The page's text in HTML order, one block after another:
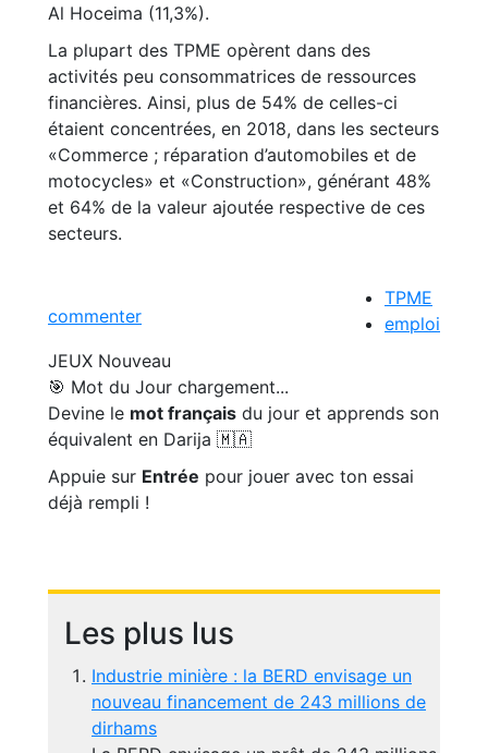
Al Hoceima (11,3%).
La plupart des TPME opèrent dans des
activités peu consommatrices de ressources
financières. Ainsi, plus de 54% de celles-ci
étaient concentrées, en 2018, dans les secteurs
«Commerce ; réparation d’automobiles et de
motocycles» et «Construction», générant 48%
et 64% de la valeur ajoutée respective de ces
secteurs.
commenter
TPME
emploi
JEUX Nouveau
🎯 Mot du Jour chargement...
Devine le mot français du jour et apprends son
équivalent en Darija 🇲🇦
Appuie sur Entrée pour jouer avec ton essai
déjà rempli !
Les plus lus
Industrie minière : la BERD envisage un
nouveau financement de 243 millions de
dirhams